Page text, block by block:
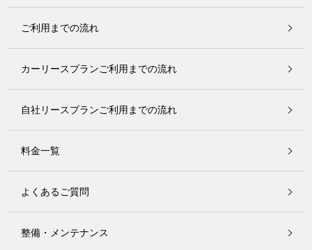
ご利用までの流れ
カーリースプランご利用までの流れ
自社リースプランご利用までの流れ
料金一覧
よくあるご質問
整備・メンテナンス